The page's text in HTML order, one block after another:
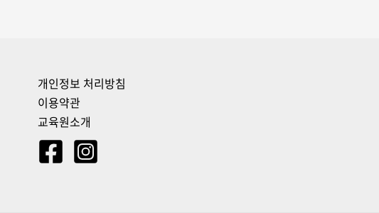
개인정보 처리방침
이용약관
교육원소개